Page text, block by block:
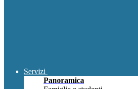
Servizi
Panoramica